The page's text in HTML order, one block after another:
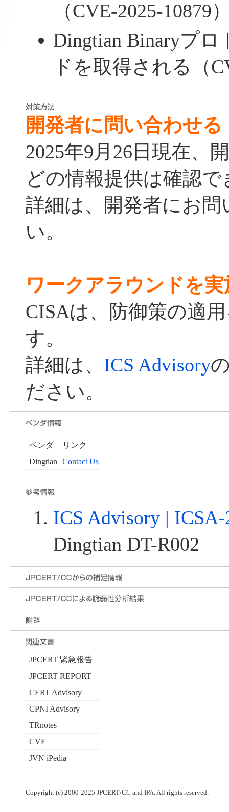
（CVE-2025-10879
Dingtian Binaryプ
ドを取得される（
開発者に問い合わせる
2025年9月26日現在、
どの情報提供は確認
詳細は、開発者にお
い。
ワークアラウンドを
CISAは、防御策の適
す。
詳細は、 ICS Advisory
ださい。
ベンダ
リンク
Dingtian
Contact Us
ICS Advisory | ICSA-
Dingtian DT-R002
JPCERT 緊急報告
JPCERT REPORT
CERT Advisory
CPNI Advisory
TRnotes
CVE
JVN iPedia
Copyright (c) 2000-2025 JPCERT/CC and IPA. All rights reserved.